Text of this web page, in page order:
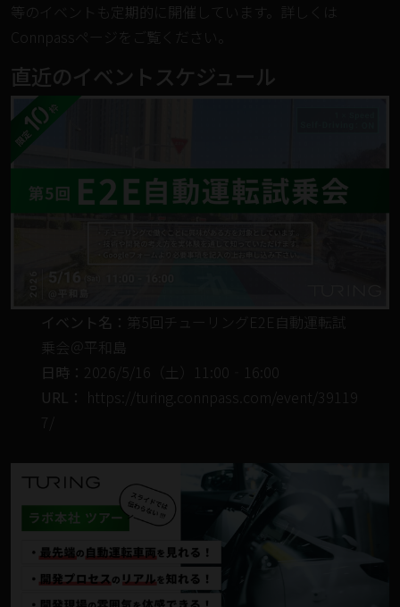
等のイベントも定期的に開催しています。詳しくは
Connpassページ
をご覧ください。
直近のイベントスケジュール
イベント名： 第5回チューリングE2E自動運転試
乗会＠平和島
日時： 2026/5/16（土）11:00‐16:00
URL： https://turing.connpass.com/event/39119
7/